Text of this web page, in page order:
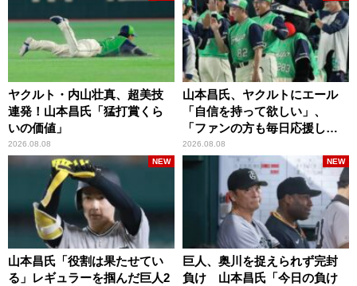
ヤクルト・内山壮真、超美技
連発！山本昌氏「猛打賞くら
いの価値」
2026.08.08
山本昌氏、ヤクルトにエール
「自信を持って欲しい」、
「ファンの方も毎日応援して
くれています」
2026.08.08
山本昌氏「役割は果たせてい
る」レギュラーを掴んだ巨人2
NEW
巨人、奥川を捉えられず完封
負け 山本昌氏「今日の負け
NEW